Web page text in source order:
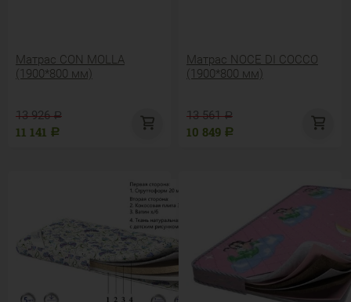
Матрас CON MOLLA
(1900*800 мм)
13 926 Р
11 141 Р
Матрас NOCE DI COCCO
(1900*800 мм)
13 561 Р
10 849 Р